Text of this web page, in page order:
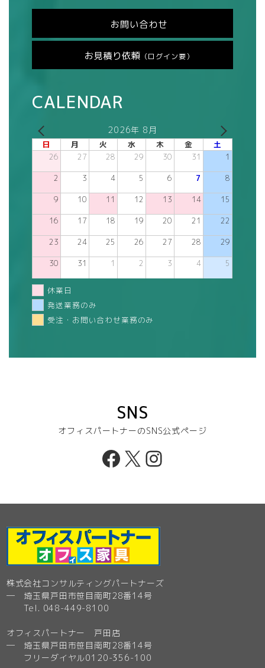
お問い合わせ
お見積り依頼 （ログイン要）
CALENDAR
2026年 8月
日 月 火 水 木 金 土
26 27 28 29 30 31 1
2 3 4 5 6 7 8
9 10 11 12 13 14 15
16 17 18 19 20 21 22
23 24 25 26 27 28 29
30 31 1 2 3 4 5
休業日
発送業務のみ
受注・お問い合わせ業務のみ
SNS
オフィスパートナーのSNS公式ページ
Facebook
X Instagram
株式会社コンサルティングパートナーズ
─ 埼玉県戸田市笹目南町28番14号
Tel. 048-449-8100
オフィスパートナー 戸田店
─ 埼玉県戸田市笹目南町28番14号
フリーダイヤル0120-356-100